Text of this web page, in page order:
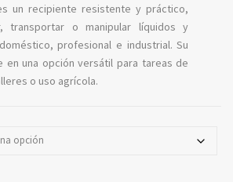
un recipiente resistente y práctico,
transportar o manipular líquidos y
profesional e industrial. Su
en una opción versátil para tareas de
o uso agrícola.